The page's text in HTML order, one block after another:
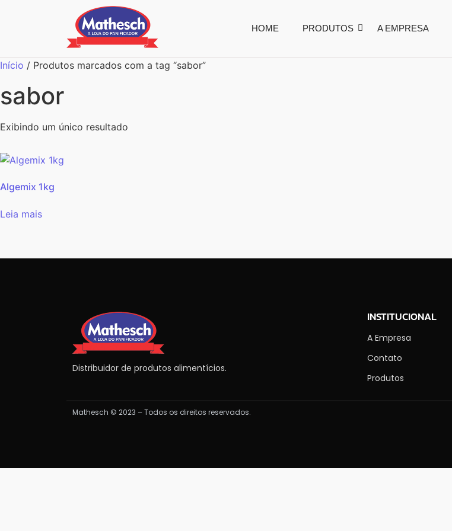
HOME PRODUTOS A EMPRESA
Início / Produtos marcados com a tag “sabor”
sabor
Exibindo um único resultado
Algemix 1kg
Leia mais
Distribuidor de produtos alimentícios.
INSTITUCIONAL
A Empresa
Contato
Produtos
Mathesch © 2023 – Todos os direitos reservados.